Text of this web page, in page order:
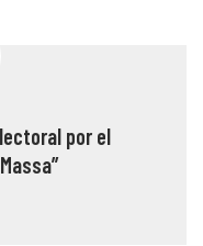
por el
”